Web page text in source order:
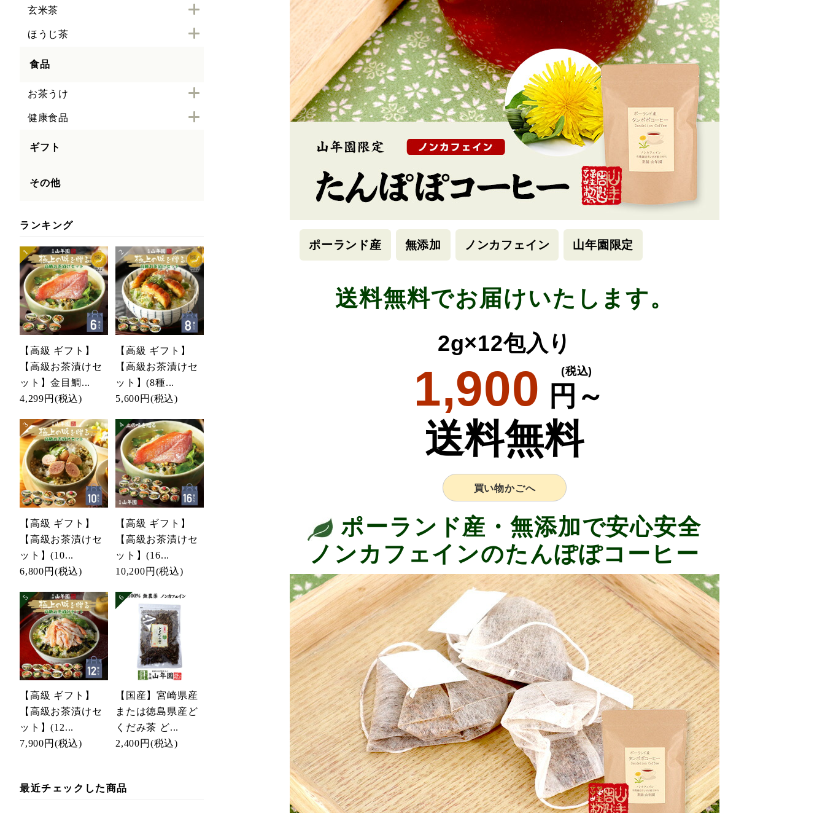
玄米茶
ほうじ茶
食品
お茶うけ
健康食品
ギフト
その他
ランキング
【高級 ギフト】
【高級お茶漬けセ
ット】金目鯛...
4,299円 (税込)
【高級 ギフト】
【高級お茶漬けセ
ット】(8種...
5,600円 (税込)
【高級 ギフト】
【高級お茶漬けセ
ット】(10...
6,800円 (税込)
【高級 ギフト】
【高級お茶漬けセ
ット】(16...
10,200円 (税込)
【高級 ギフト】
【高級お茶漬けセ
ット】(12...
7,900円 (税込)
【国産】宮崎県産
または徳島県産ど
くだみ茶 ど...
2,400円 (税込)
最近チェックした商品
ポーランド産 無添加 ノンカフェイン 山年園限定
送料無料でお届けいたします。
2g×12包入り
1,900 円～
(税込)
送料無料
買い物かごへ
ポーランド産・無添加で安心安全
ノンカフェインのたんぽぽコーヒー